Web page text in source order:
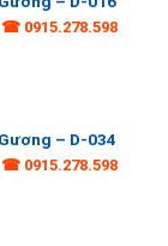
☎ 0915.278.598
– D-034
☎ 0915.278.598